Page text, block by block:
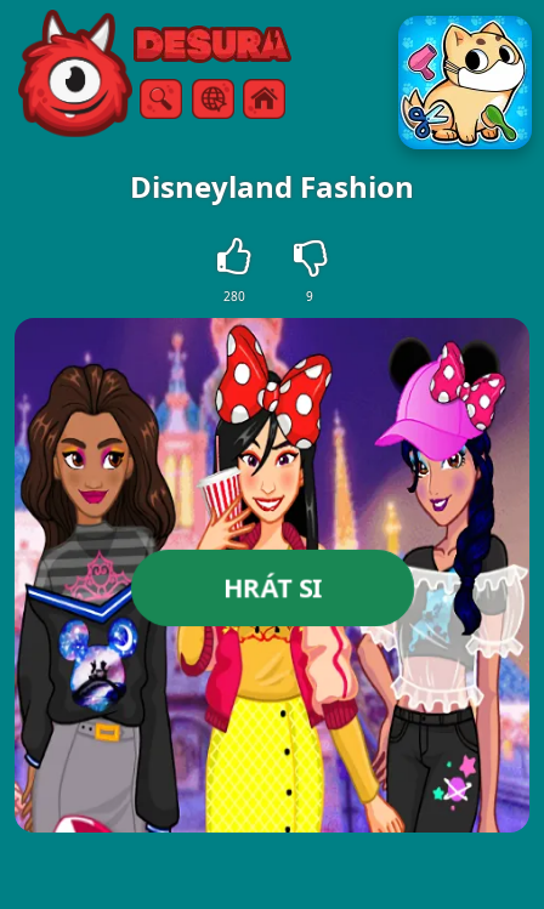
Free Online Games
Vyhledávání
Menu
Disneyland Fashion
280 9
HRÁT SI